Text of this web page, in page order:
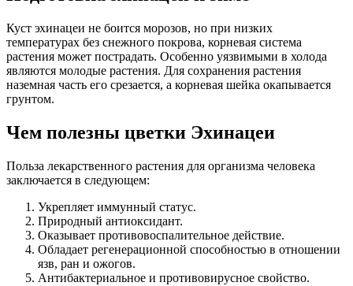
Куст эхинацеи не боится морозов, но при низких
температурах без снежного покрова, корневая система
растения может пострадать. Особенно уязвимыми в холода
являются молодые растения. Для сохранения растения
наземная часть его срезается, а корневая шейка окапывается
грунтом.
Чем полезны цветки Эхинацеи
Польза лекарственного растения для организма человека
заключается в следующем:
Укрепляет иммунный статус.
Природный антиоксидант.
Оказывает противовоспалительное действие.
Обладает регенерационной способностью в отношении
язв, ран и ожогов.
Антибактериальное и противовирусное свойство.